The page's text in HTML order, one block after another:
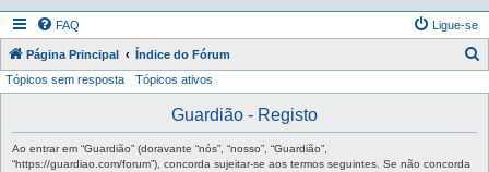
FAQ Ligue-se
Página Principal Índice do Fórum
Tópicos sem resposta Tópicos ativos
Guardião - Registo
Ao entrar em “Guardião” (doravante “nós”, “nosso”, “Guardião”,
“https://guardiao.com/forum”), concorda sujeitar-se aos termos seguintes. Se não concorda